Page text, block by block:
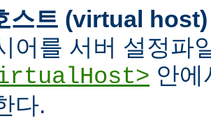
스트 (virtual host)
어를 서버 설정파
안에
다.